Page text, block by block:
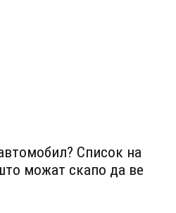
Список на
можат скапо да ве